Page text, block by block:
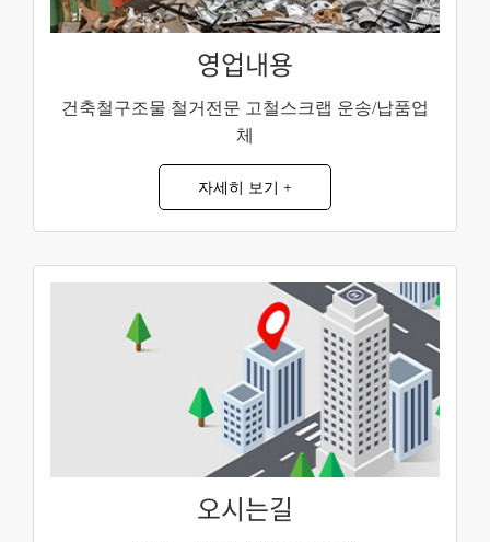
영업내용
건축철구조물 철거전문 고철스크랩 운송/납품업
체
자세히 보기 +
오시는길